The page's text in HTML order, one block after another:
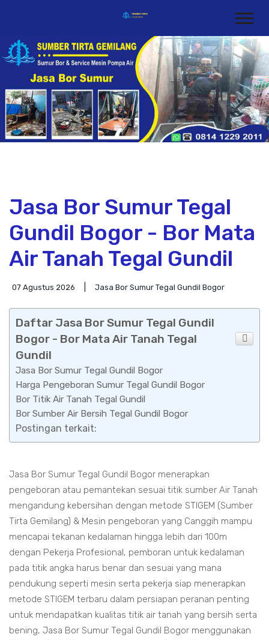
Jasa Bor Sumur Tegal
Gundil Bogor - Bor Mata
Air Tanah Tegal Gundil
07 Agustus 2026 Jasa Bor Sumur Tegal Gundil Bogor
Daftar Jasa Bor Sumur Tegal Gundil
Bogor - Bor Mata Air Tanah Tegal
Gundil
Jasa Bor Sumur Tegal Gundil Bogor
Harga Pengeboran Sumur Tegal Gundil Bogor
Bor Titik Air Tanah Tegal Gundil
Bor Sumber Air Bersih Tegal Gundil Bogor
Postingan terkait:
Jasa Bor Sumur Tegal Gundil Bogor menerapkan
pengeboran atau pemantekan sesuai titik sumber Air Tanah
mengandung kebersihan dengan metode STIGEM (Sumber
Tirta Gemilang) & Mesin pengeboran yang Canggih mampu
mencapai tekanan kedalaman hingga lebih dari 100m
dengan Pekerja Profesional, pemboran untuk kedalaman
pada titik angka harus benar dan sesuai yang mana
pendukung seperti mesin serta pekerja siap menerapkan
metode STIGEM terbaru dalam persiapan peranan penting
untuk mendapatkan kualitas titik air tanah yang bersih serta
bening, Jasa Bor Sumur Tegal Gundil Bogor menggunakan